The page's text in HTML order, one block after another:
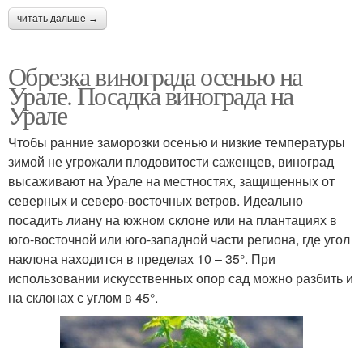
читать дальше →
Обрезка винограда осенью на
Урале. Посадка винограда на
Урале
Чтобы ранние заморозки осенью и низкие температуры
зимой не угрожали плодовитости саженцев, виноград
высаживают на Урале на местностях, защищенных от
северных и северо-восточных ветров. Идеально
посадить лиану на южном склоне или на плантациях в
юго-восточной или юго-западной части региона, где угол
наклона находится в пределах 10 – 35°. При
использовании искусственных опор сад можно разбить и
на склонах с углом в 45°.